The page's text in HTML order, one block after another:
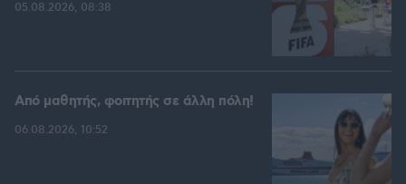
05.08.2026, 08:38
Από μαθητής, φοιτητής σε άλλη πόλη!
06.08.2026, 10:52